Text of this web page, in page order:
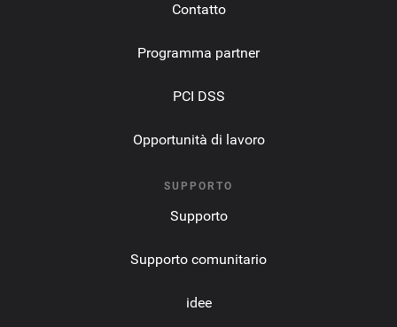
Contatto
Programma partner
PCI DSS
Opportunità di lavoro
SUPPORTO
Supporto
Supporto comunitario
idee